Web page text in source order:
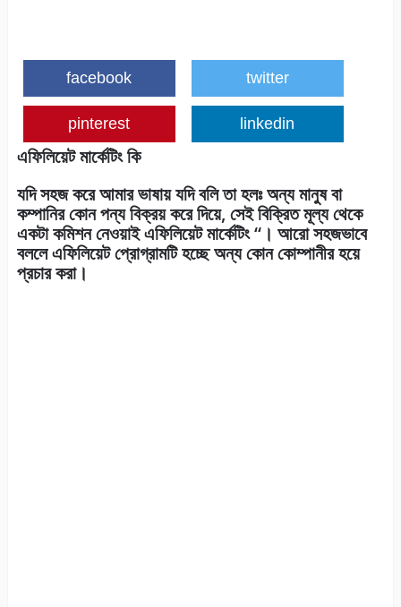
facebook twitter
pinterest linkedin
এফিলিয়েট মার্কেটিং কি
যদি সহজ করে আমার ভাষায় যদি বলি তা হলঃ অন্য মানুষ বা
কম্পানির কোন পন্য বিক্রয় করে দিয়ে, সেই বিক্রিত মূল্য থেকে
একটা কমিশন নেওয়াই এফিলিয়েট মার্কেটিং “। আরো সহজভাবে
বললে এফিলিয়েট প্রোগ্রামটি হচ্ছে অন্য কোন কোম্পানীর হয়ে
প্রচার করা।